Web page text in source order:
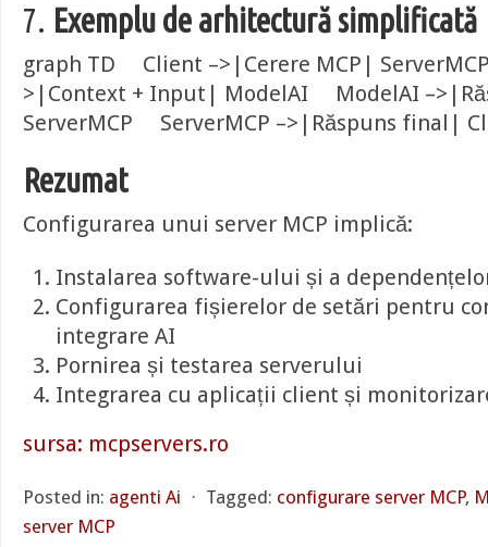
7. Exemplu de arhitectură simplificată
graph TD Client –>|Cerere MCP|
>|Context + Input| ModelAI ModelAI
ServerMCP ServerMCP –>|Răspuns final|
Rezumat
Configurarea unui server MCP implică:
Instalarea software-ului și a
Configurarea fișierelor de setări pentru
integrare AI
Pornirea și testarea serverului
Integrarea cu aplicații client și
sursa: mcpservers.ro
Posted in: agenti Ai ⋅ Tagged: configurare server MCP,
server MCP